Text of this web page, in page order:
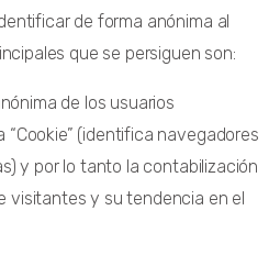
de forma anónima al
que se persiguen son:
de los usuarios
(identifica navegadores
y por lo tanto la contabilización
visitantes y su tendencia en el